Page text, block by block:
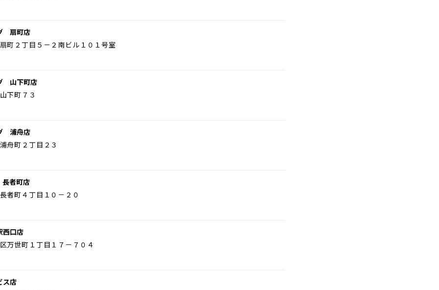
扇町店
町２丁目５－２南ビル１０１号室
山下町店
下町７３
浦舟店
舟町２丁目２３
者町店
者町４丁目１０－２０
口店
万世町１丁目１７－７０４
ス店